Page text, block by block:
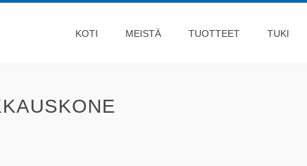
KOTI MEISTÄ TUOTTEET TUKI